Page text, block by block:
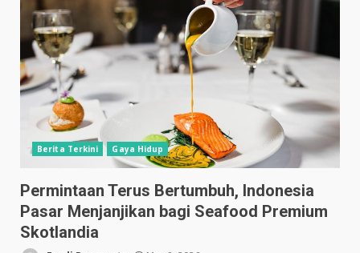
Berita Terkini Gaya Hidup
Permintaan Terus Bertumbuh, Indonesia
Pasar Menjanjikan bagi Seafood Premium
Skotlandia